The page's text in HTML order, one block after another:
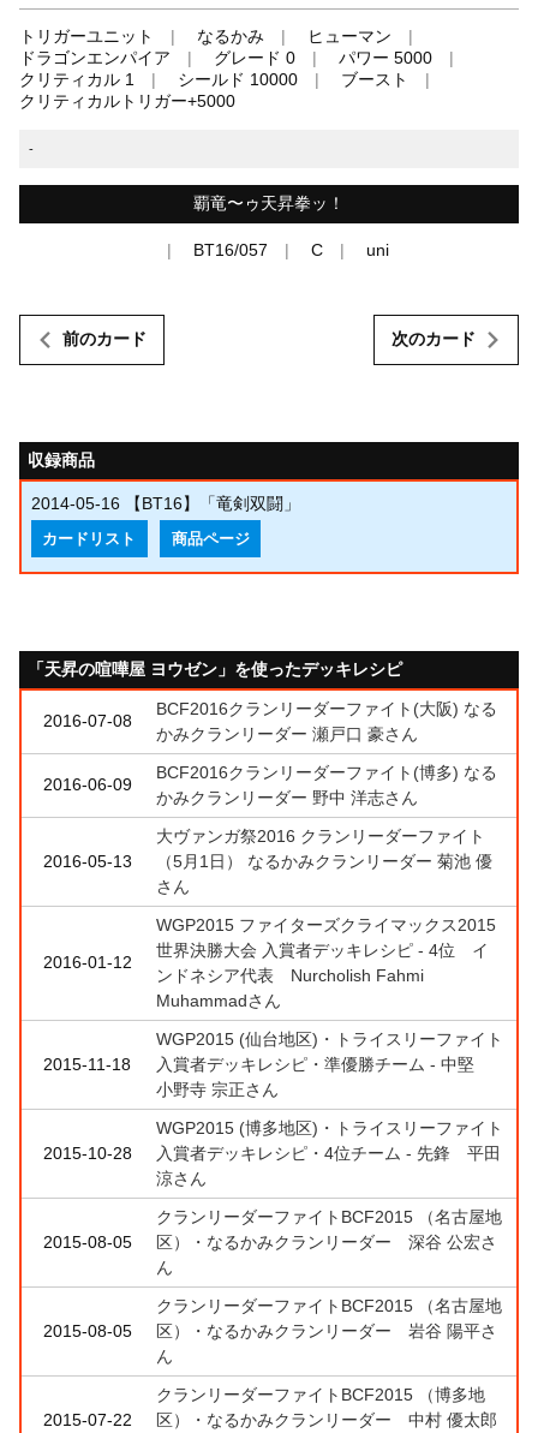
トリガーユニット なるかみ
ヒューマン
ドラゴンエンパイア
グレード 0
パワー 5000
クリティカル 1
シールド 10000
ブースト
クリティカルトリガー+5000
-
覇竜〜ゥ天昇拳ッ！
BT16/057 C uni
前のカード 次のカード
収録商品
2014-05-16 【BT16】「竜剣双闘」
カードリスト 商品ページ
「天昇の喧嘩屋 ヨウゼン」を使ったデッキレシピ
2016-07-08
BCF2016クランリーダーファイト(大阪) なる
かみクランリーダー 瀬戸口 豪さん
2016-06-09
BCF2016クランリーダーファイト(博多) なる
かみクランリーダー 野中 洋志さん
2016-05-13
大ヴァンガ祭2016 クランリーダーファイト
（5月1日） なるかみクランリーダー 菊池 優
さん
2016-01-12
WGP2015 ファイターズクライマックス2015
世界決勝大会 入賞者デッキレシピ - 4位 イ
ンドネシア代表 Nurcholish Fahmi
Muhammadさん
2015-11-18
WGP2015 (仙台地区)・トライスリーファイト
入賞者デッキレシピ・準優勝チーム - 中堅
小野寺 宗正さん
2015-10-28
WGP2015 (博多地区)・トライスリーファイト
入賞者デッキレシピ・4位チーム - 先鋒 平田
涼さん
2015-08-05
クランリーダーファイトBCF2015 （名古屋地
区）・なるかみクランリーダー 深谷 公宏さ
ん
2015-08-05
クランリーダーファイトBCF2015 （名古屋地
区）・なるかみクランリーダー 岩谷 陽平さ
ん
2015-07-22
クランリーダーファイトBCF2015 （博多地
区）・なるかみクランリーダー 中村 優太郎